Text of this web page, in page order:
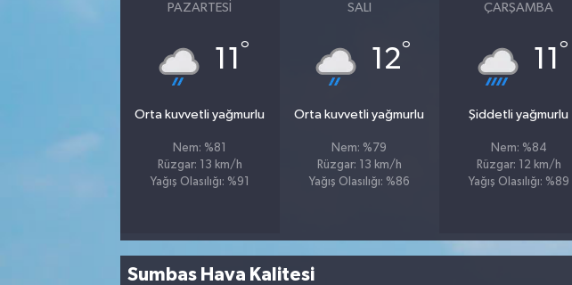
PAZARTESI
11 °
Orta kuvvetli yağmurlu
Nem: %81
Rüzgar: 13 km/h
Yağış Olasılığı: %91
SALI
12°
Orta kuvvetli yağmurlu
Nem: %79
Rüzgar: 13 km/h
Yağış Olasılığı: %86
ÇARŞAMBA
11 °
Şiddetli yağmurlu
Nem: %84
Rüzgar: 12 km/h
Yağış Olasılığı: %89
Sumbas Hava Kalitesi